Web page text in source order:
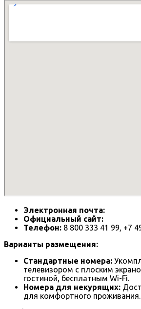
Электронная почта:
Официальный сайт:
Телефон: 8 800 333 41 99, +7
Варианты размещения:
Стандартные номера:
телевизором с плоским
гостиной, бесплатным Wi-Fi.
Номера для некурящих:
для комфортного проживания.